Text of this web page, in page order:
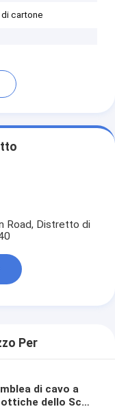
cartone
Road, Distretto di
Per
di cavo a
dello Sc